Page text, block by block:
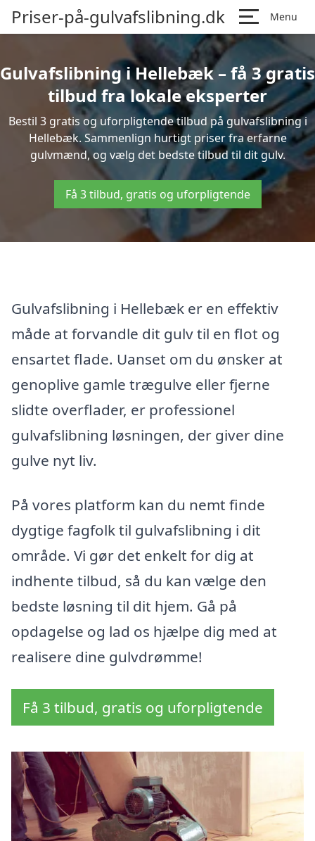
Priser-på-gulvafslibning.dk Menu
Gulvafslibning i Hellebæk – få 3 gratis
tilbud fra lokale eksperter
Bestil 3 gratis og uforpligtende tilbud på gulvafslibning i
Hellebæk. Sammenlign hurtigt priser fra erfarne
gulvmænd, og vælg det bedste tilbud til dit gulv.
Få 3 tilbud, gratis og uforpligtende
Gulvafslibning i Hellebæk er en effektiv
måde at forvandle dit gulv til en flot og
ensartet flade. Uanset om du ønsker at
genoplive gamle trægulve eller fjerne
slidte overflader, er professionel
gulvafslibning løsningen, der giver dine
gulve nyt liv.
På vores platform kan du nemt finde
dygtige fagfolk til gulvafslibning i dit
område. Vi gør det enkelt for dig at
indhente tilbud, så du kan vælge den
bedste løsning til dit hjem. Gå på
opdagelse og lad os hjælpe dig med at
realisere dine gulvdrømme!
Få 3 tilbud, gratis og uforpligtende